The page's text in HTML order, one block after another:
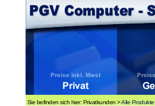
Sie befinden sich hier: Privatkunden >Alle Produkte